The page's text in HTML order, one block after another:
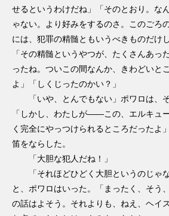
せるというわけだね」「そのとおり。な
ゃない。より好みをするのさ。このごろ
には、犯罪の精髄ともいうべきものだけ
「その精髄というやつが、たくさんあっ
ったね。ついこの間なんか、きわどいと
よ」「しくじったのかい？」
「いや、とんでもない」ポワロは、ぞ
「しかし、わたしが――この、エルキュ
く完全にやっつけられるところだったよ
笛をならした。
「大胆な犯人だね！」
「それほどひどく大胆というのじゃな
と、ポワロはいった。「まったく、そ
の話はよそう。それよりも、ねえ、ヘイ